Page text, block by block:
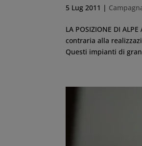
5 Lug 2011 |
LA POSIZIONE DI
contraria alla
Questi impianti di